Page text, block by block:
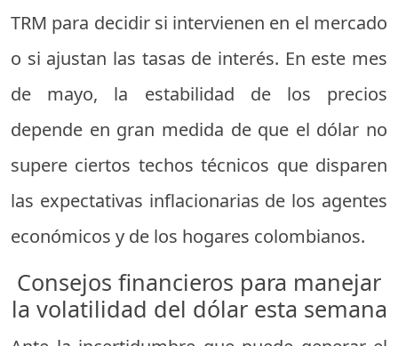
TRM para decidir si intervienen en el mercado
o si ajustan las tasas de interés. En este mes
de mayo, la estabilidad de los precios
depende en gran medida de que el dólar no
supere ciertos techos técnicos que disparen
las expectativas inflacionarias de los agentes
económicos y de los hogares colombianos.
Consejos financieros para manejar
la volatilidad del dólar esta semana